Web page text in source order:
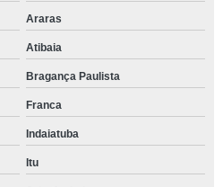
Araras
Atibaia
Bragança Paulista
Franca
Indaiatuba
Itu